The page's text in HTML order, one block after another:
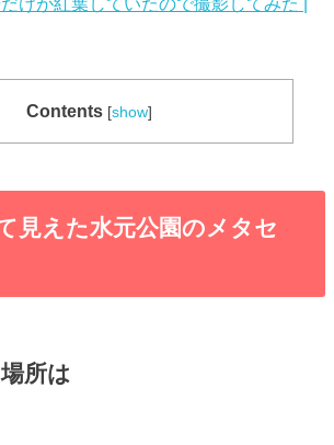
Contents [show]
見えた水元公園のメタセ
所は